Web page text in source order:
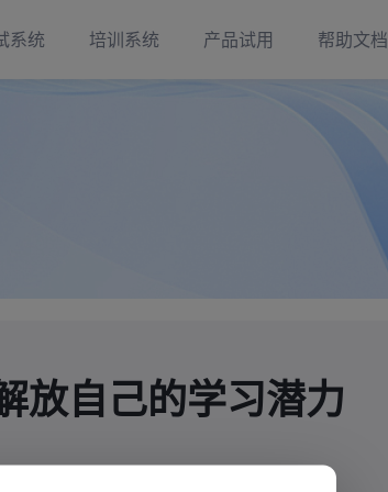
系统 培训系统 产品试用 帮助文档
放自己的学习潜力